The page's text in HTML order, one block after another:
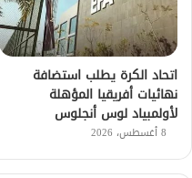
اتحاد الكرة يطلب استضافة
نهائيات أفريقيا المؤهلة
لأولمبياد لوس أنجلوس
8 أغسطس، 2026